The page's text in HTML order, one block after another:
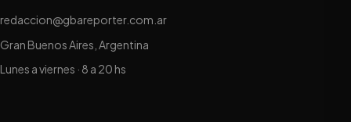
redaccion@gbareporter.com.ar
Gran Buenos Aires, Argentina
Lunes a viernes · 8 a 20 hs